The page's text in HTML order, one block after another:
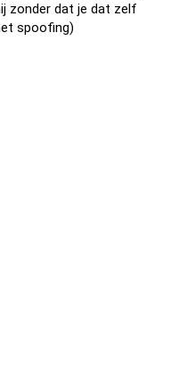
zonder dat je dat zelf
spoofing)